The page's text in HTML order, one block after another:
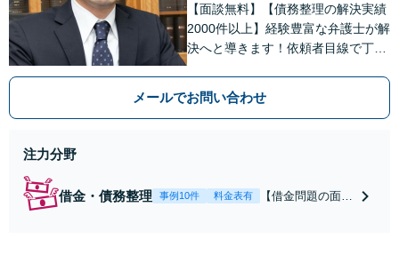
【面談無料】【債務整理の解決実績
2000件以上】経験豊富な弁護士が解
決へと導きます！依頼者目線で丁寧
ご提案」債務整理の分野については
メールでお問い合わせ
注力分野
借金・債務整理 事例10件 料金表有
【借金問題の面談